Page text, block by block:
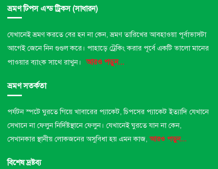
ভ্রমণ টিপস এন্ড ট্রিকস (সাধারন)
যেখানেই ভ্রমণ করতে বের হন না কেন, ভ্রমণ তারিখের আবহাওয়া পূর্বাভাসটা
আগেই জেনে নিন গুগুল করে। পাহাড়ে ট্রেকিং করার পূর্বে একটি ভালো মানের
পাওয়ার ব্যাংক সাথে রাখুন।
আরও পড়ুন...
ভ্রমণ সতর্কতা
পর্যটন স্পটে ঘুরতে গিয়ে খাবারের প্যাকেট, চিপসের প্যাকেট ইত্যাদি যেখানে
সেখানে না ফেলুন নির্দিষ্টস্থানে ফেলুন। যেখানেই ঘুরতে যান না কেন,
সেখানকার স্থানীয় লোকজনের অসুবিধা হয় এমন কাজ,আরও পড়ুন...
বিশেষ দ্রষ্টব্য